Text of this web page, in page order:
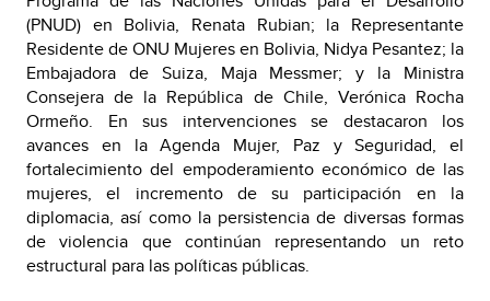
(PNUD) en Bolivia, Renata Rubian; la Representante
Residente de ONU Mujeres en Bolivia, Nidya Pesantez; la
Embajadora de Suiza, Maja Messmer; y la Ministra
Consejera de la República de Chile, Verónica Rocha
Ormeño. En sus intervenciones se destacaron los
avances en la Agenda Mujer, Paz y Seguridad, el
fortalecimiento del empoderamiento económico de las
mujeres, el incremento de su participación en la
diplomacia, así como la persistencia de diversas formas
de violencia que continúan representando un reto
estructural para las políticas públicas.